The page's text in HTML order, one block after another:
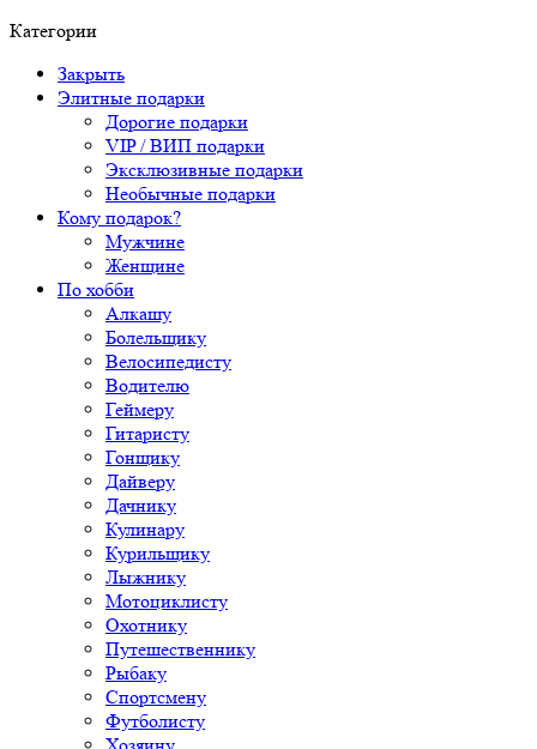
Категории
Закрыть
Элитные подарки
Дорогие подарки
VIP / ВИП подарки
Эксклюзивные подарки
Необычные подарки
Кому подарок?
Мужчине
Женщине
По хобби
Алкашу
Болельщику
Велосипедисту
Водителю
Геймеру
Гитаристу
Гонщику
Дайверу
Дачнику
Кулинару
Курильщику
Лыжнику
Мотоциклисту
Охотнику
Путешественнику
Рыбаку
Спортсмену
Футболисту